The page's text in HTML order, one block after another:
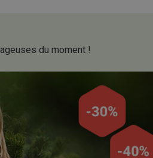
du moment !